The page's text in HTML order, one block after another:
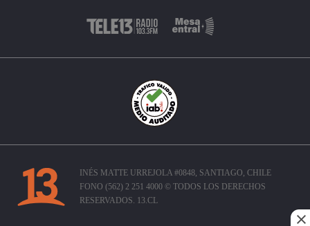
INÉS MATTE URREJOLA #0848, SANTIAGO, CHILE
FONO (562) 2 251 4000 © TODOS LOS DERECHOS
RESERVADOS. 13.CL